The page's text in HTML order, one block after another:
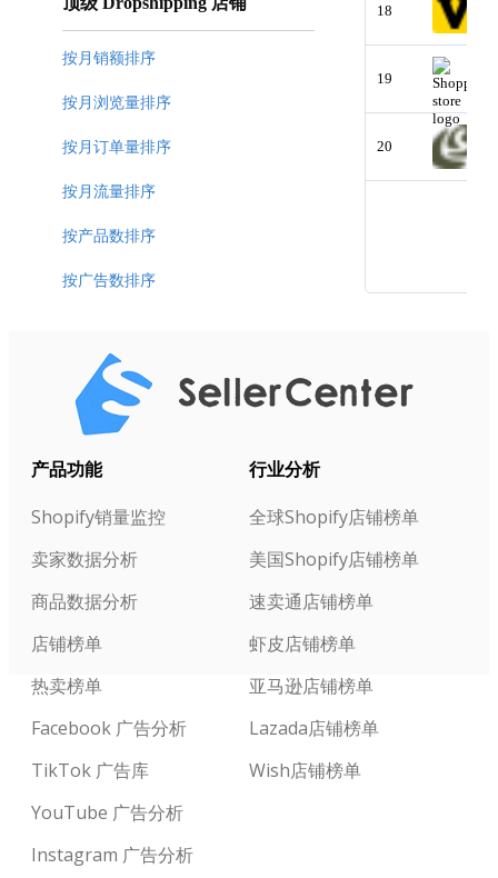
18
19
20
按月销额排序
按月浏览量排序
按月订单量排序
按月流量排序
按产品数排序
按广告数排序
产品功能
Shopify销量监控
卖家数据分析
商品数据分析
店铺榜单
热卖榜单
Facebook 广告分析
TikTok 广告库
YouTube 广告分析
Instagram 广告分析
行业分析
全球Shopify店铺榜单
美国Shopify店铺榜单
速卖通店铺榜单
虾皮店铺榜单
亚马逊店铺榜单
Lazada店铺榜单
Wish店铺榜单